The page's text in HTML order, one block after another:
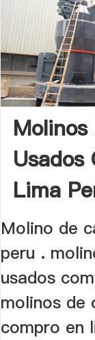
Usados
Lima
Molino de
peru .
usados
molinos de
compro en